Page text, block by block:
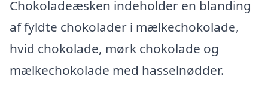
Chokoladeæsken indeholder en blanding
af fyldte chokolader i mælkechokolade,
hvid chokolade, mørk chokolade og
mælkechokolade med hasselnødder.